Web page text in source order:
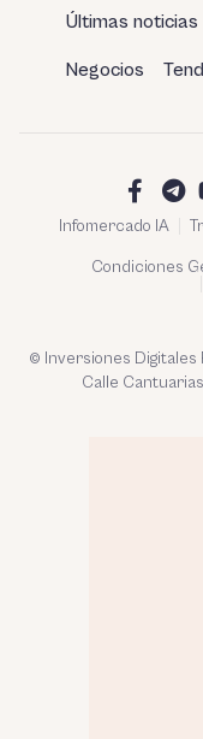
Últimas noticias
Negocios
Infomercado IA
Condiciones
© Inversiones Digitales
Calle